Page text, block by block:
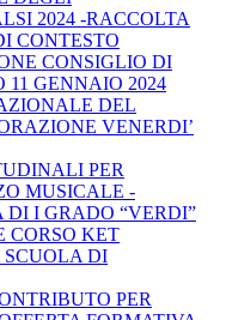
2024 -RACCOLTA
CONTESTO
CONSIGLIO DI
11 GENNAIO 2024
DEL
VENERDI’
PER
MUSICALE -
DI I GRADO “VERDI”
CORSO KET
SCUOLA DI
PER